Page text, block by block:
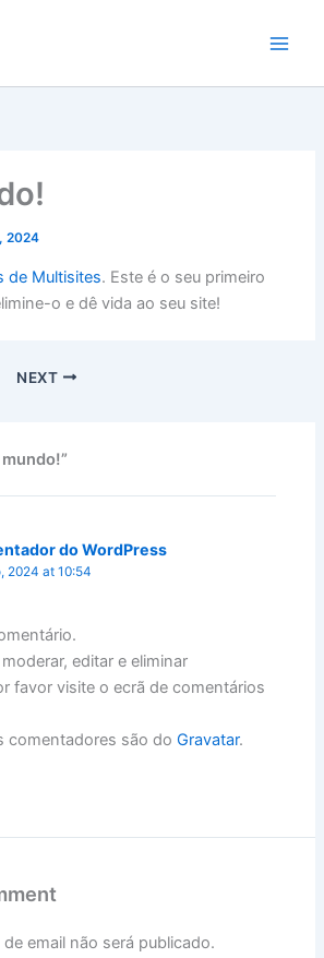
2024
de Multisites. Este é o seu primeiro
o e dê vida ao seu site!
NEXT
do WordPress
2024 at 10:54
editar e eliminar
favor visite o ecrã de comentários
comentadores são doGravatar.
email não será publicado.